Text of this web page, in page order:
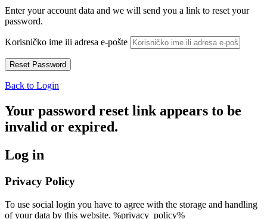
Enter your account data and we will send you a link to reset your
password.
Korisničko ime ili adresa e-pošte
Back to Login
Your password reset link appears to be
invalid or expired.
Log in
Privacy Policy
To use social login you have to agree with the storage and handling
of your data by this website. %privacy_policy%